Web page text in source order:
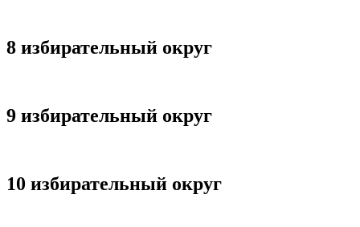
8 избирательный округ
9 избирательный округ
10 избирательный округ